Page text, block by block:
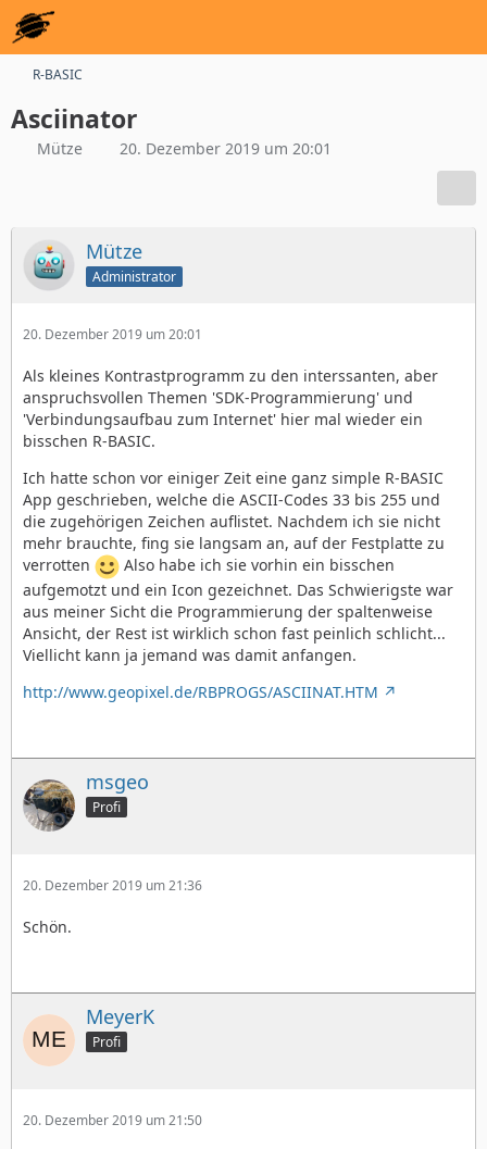
R-BASIC
Asciinator
Mütze 20. Dezember 2019 um 20:01
Mütze
Administrator
20. Dezember 2019 um 20:01
Als kleines Kontrastprogramm zu den interssanten, aber
anspruchsvollen Themen 'SDK-Programmierung' und
'Verbindungsaufbau zum Internet' hier mal wieder ein
bisschen R-BASIC.
Ich hatte schon vor einiger Zeit eine ganz simple R-BASIC
App geschrieben, welche die ASCII-Codes 33 bis 255 und
die zugehörigen Zeichen auflistet. Nachdem ich sie nicht
mehr brauchte, fing sie langsam an, auf der Festplatte zu
verrotten
Also habe ich sie vorhin ein bisschen
aufgemotzt und ein Icon gezeichnet. Das Schwierigste war
aus meiner Sicht die Programmierung der spaltenweise
Ansicht, der Rest ist wirklich schon fast peinlich schlicht...
Viellicht kann ja jemand was damit anfangen.
http://www.geopixel.de/RBPROGS/ASCIINAT.HTM
msgeo
Profi
20. Dezember 2019 um 21:36
Schön.
MeyerK
Profi
20. Dezember 2019 um 21:50